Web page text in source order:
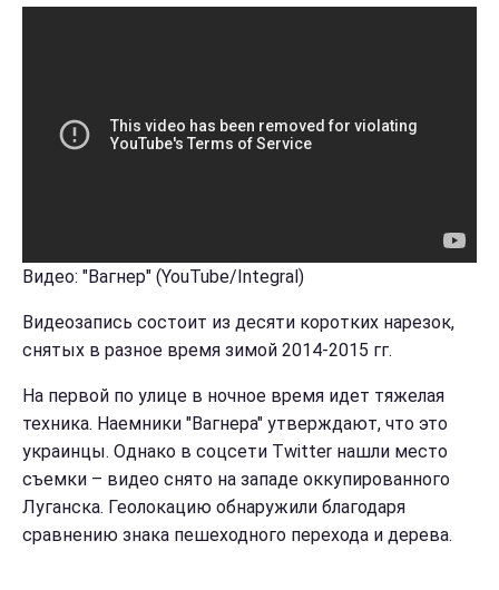
Видео: "Вагнер" (YouTube/Integral)
Видеозапись состоит из десяти коротких нарезок,
снятых в разное время зимой 2014-2015 гг.
На первой по улице в ночное время идет тяжелая
техника. Наемники "Вагнера" утверждают, что это
украинцы. Однако в соцсети Twitter нашли место
съемки – видео снято на западе оккупированного
Луганска. Геолокацию обнаружили благодаря
сравнению знака пешеходного перехода и дерева.